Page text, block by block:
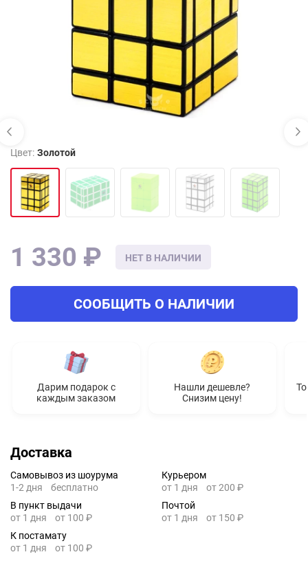
Цвет: Золотой
НЕТ В НАЛИЧИИ
1 330 ₽
СООБЩИТЬ О НАЛИЧИИ
Дарим подарок с
каждым заказом
Нашли дешевле?
Снизим цену!
Доставка
Самовывоз из шоурума
1-2 дня
бесплатно
Курьером
от 1 дня
от 200 ₽
В пункт выдачи
от 1 дня
от 100 ₽
Почтой
от 1 дня
от 150 ₽
К постамату
от 1 дня
от 100 ₽